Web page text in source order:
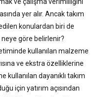
yer alır. Ancak takım
konulardan biri de
neye göre belirlenir?
kullanılan malzeme
ve ekstra özelliklerine
dayanıklı takım
için yatırım açısından